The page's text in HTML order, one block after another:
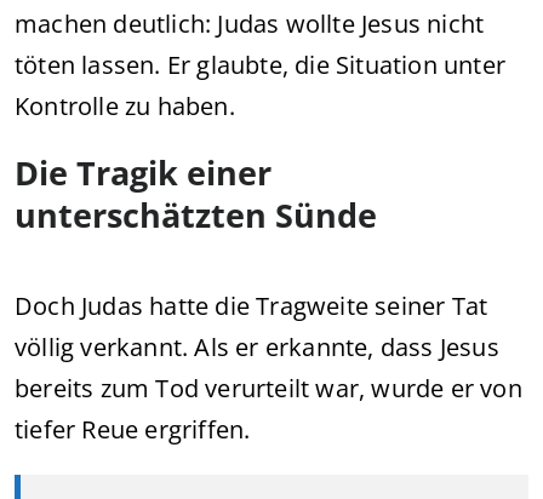
machen deutlich: Judas wollte Jesus nicht
töten lassen. Er glaubte, die Situation unter
Kontrolle zu haben.
Die Tragik einer
unterschätzten Sünde
Doch Judas hatte die Tragweite seiner Tat
völlig verkannt. Als er erkannte, dass Jesus
bereits zum Tod verurteilt war, wurde er von
tiefer Reue ergriffen.